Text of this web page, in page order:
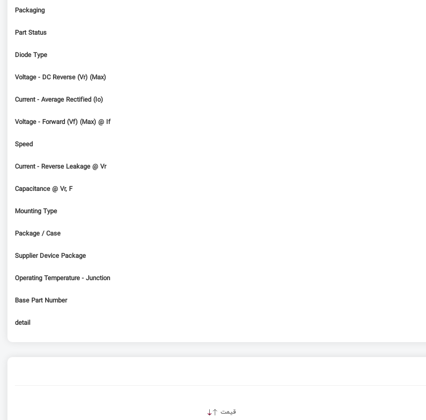
Packaging
Part Status
Diode Type
Voltage - DC Reverse (Vr) (Max)
Current - Average Rectified (Io)
Voltage - Forward (Vf) (Max) @ If
Speed
Current - Reverse Leakage @ Vr
Capacitance @ Vr, F
Mounting Type
Package / Case
Supplier Device Package
Operating Temperature - Junction
Base Part Number
detail
قیمت